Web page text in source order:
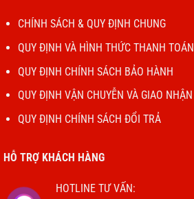
CHÍNH SÁCH & QUY ĐỊNH CHUNG
QUY ĐỊNH VÀ HÌNH THỨC THANH TOÁN
QUY ĐỊNH CHÍNH SÁCH BẢO HÀNH
QUY ĐỊNH VẬN CHUYỄN VÀ GIAO NHẬN
QUY ĐỊNH CHÍNH SÁCH ĐỔI TRẢ
HỖ TRỢ KHÁCH HÀNG
HOTLINE TƯ VẤN: